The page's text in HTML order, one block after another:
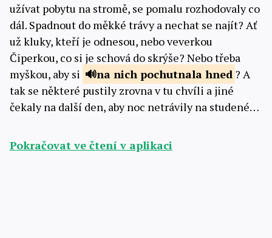
užívat pobytu na stromě, se pomalu rozhodovaly co
dál. Spadnout do měkké trávy a nechat se najít? Ať
už kluky, kteří je odnesou, nebo veverkou
Čiperkou, co si je schová do skrýše? Nebo třeba
myškou, aby si
na nich pochutnala hned ? A
tak se některé pustily zrovna v tu chvíli a jiné
čekaly na další den, aby noc netrávily na studené…
Pokračovat ve čtení v aplikaci